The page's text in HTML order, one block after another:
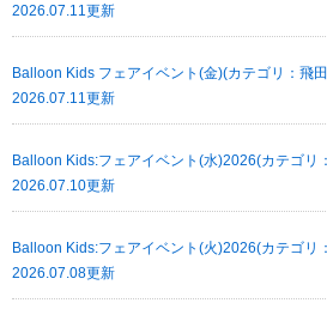
2026.07.11更新
Balloon Kids フェアイベント(金)(カテゴリ：飛
2026.07.11更新
Balloon Kids:フェアイベント(水)2026(カテゴリ
2026.07.10更新
Balloon Kids:フェアイベント(火)2026(カテゴリ
2026.07.08更新